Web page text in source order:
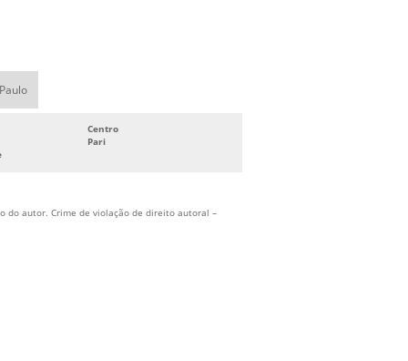
SISTEMA DE COMBATE A INCÊNDIO
SISTEMA DE COMBATE CONTRA
SISTEMA DE PREVENÇÃO E COMBATE A
Centro
Pari
do autor. Crime de violação de direito autoral –